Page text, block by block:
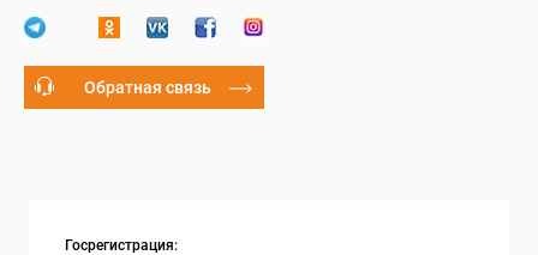
Обратная связь
Госрегистрация: